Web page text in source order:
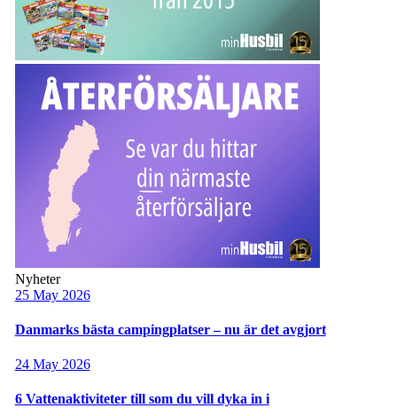
Nyheter
25 May 2026
Danmarks bästa campingplatser – nu är det avgjort
24 May 2026
6 Vattenaktiviteter till som du vill dyka in i